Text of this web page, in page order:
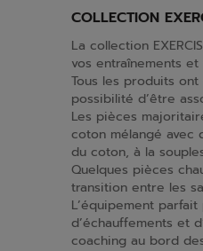
COLLECTION
La collection
vos entraînements
Tous les produits
possibilité d’être
Les pièces
coton mélangé avec
du coton, à la
Quelques pièces
transition entre les
L’équipement
d’échauffements et
coaching au bord